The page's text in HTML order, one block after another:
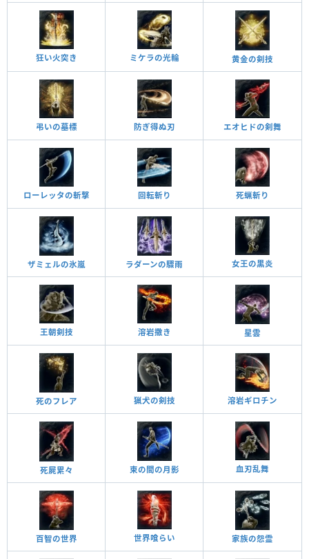
狂い火突き ミケラの光輪 黄金の剣技
弔いの墓標 防ぎ得ぬ刃 エオヒドの剣舞
ローレッタの斬撃 回転斬り 死蝋斬り
ザミェルの氷嵐 ラダーンの驟雨 女王の黒炎
王朝剣技 溶岩撒き 星雲
死のフレア 猟犬の剣技 溶岩ギロチン
死屍累々 束の間の月影 血刃乱舞
百智の世界 世界喰らい 家族の怨霊